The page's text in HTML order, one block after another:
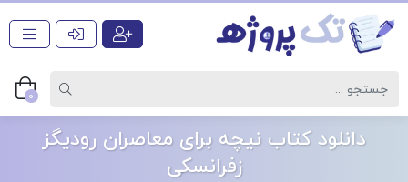
0
دانلود کتاب نیچه برای معاصران رودیگز
زفرانسکی